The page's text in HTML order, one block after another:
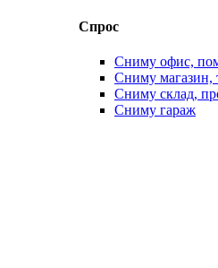
Спрос
Сниму офис,
Сниму магазин,
Сниму склад,
Сниму гараж